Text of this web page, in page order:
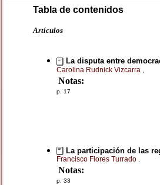
Tabla de contenidos
Artículos
La disputa entre
Carolina Rudnick Vizcarra
Notas:
p. 17
La participación de las
Francisco Flores Turrado
Notas:
p. 33